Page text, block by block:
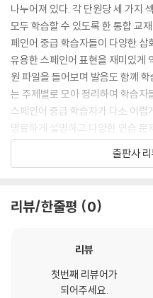
나누어져 있다. 각 단원당 세 가지
모두 학습할 수 있도록 한 통합 교
페인어 중급 학습자들이 다양한 삽
유용한 스페인어 표현을 재미있게
원 파일을 들어보며 발음도 함께
는 주제별로 모아 정리하여 학습자
스페인어 중급 학습자가 다소 어렵
명료하게 설명하고 다양한 연습
으로써 문법을 다질 수 있다.
· 생생한 원어민의 발음이 녹음된
· 주제 별로 어휘를 정리하여 어휘
출판사
리뷰/한줄평 0
리뷰
첫번째 리뷰어가
되어주세요.